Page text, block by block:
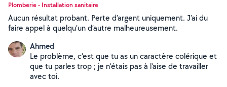
Plomberie - Installation sanitaire
Aucun résultat probant. Perte d’argent uniquement. J’ai du
faire appel à quelqu’un d’autre malheureusement.
Ahmed
Le problème, c'est que tu as un caractère colérique et
que tu parles trop ; je n'étais pas à l'aise de travailler
avec toi.